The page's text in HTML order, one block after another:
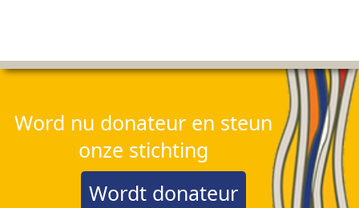
Word nu donateur en steun
onze stichting
Wordt donateur